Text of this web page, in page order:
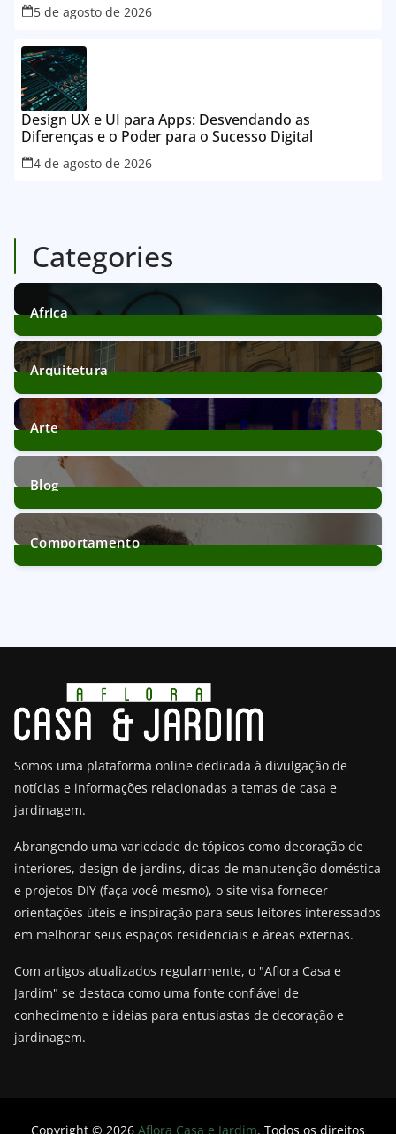
5 de agosto de 2026
Design UX e UI para Apps: Desvendando as
Diferenças e o Poder para o Sucesso Digital
4 de agosto de 2026
Categories
Africa
12Posts
Arquitetura
39Posts
Arte
11Posts
Blog
172Posts
Comportamento
Somos uma plataforma online dedicada à divulgação de
notícias e informações relacionadas a temas de casa e
jardinagem.
Abrangendo uma variedade de tópicos como decoração de
interiores, design de jardins, dicas de manutenção doméstica
e projetos DIY (faça você mesmo), o site visa fornecer
orientações úteis e inspiração para seus leitores interessados
em melhorar seus espaços residenciais e áreas externas.
Com artigos atualizados regularmente, o "Aflora Casa e
Jardim" se destaca como uma fonte confiável de
conhecimento e ideias para entusiastas de decoração e
jardinagem.
Copyright © 2026 Aflora Casa e Jardim. Todos os direitos